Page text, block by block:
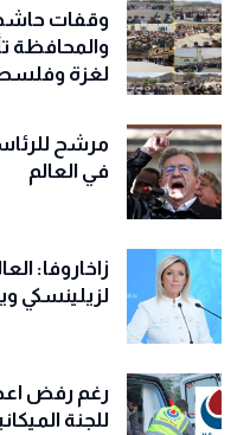
وقفات
والمحافظة
لغزة
مرشح
في العالم
زاخاروفا:
لزيلينسكي
رغم رفض
للجنة